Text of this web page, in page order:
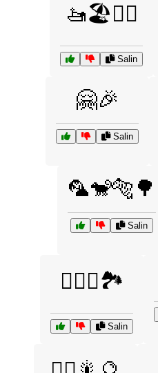
🚤🏖️🏄‍♂️
Salin
🤗🎉
Salin
🦜🐒🐅🌳
Salin
🧗‍♀️⛰️🏞️
Salin